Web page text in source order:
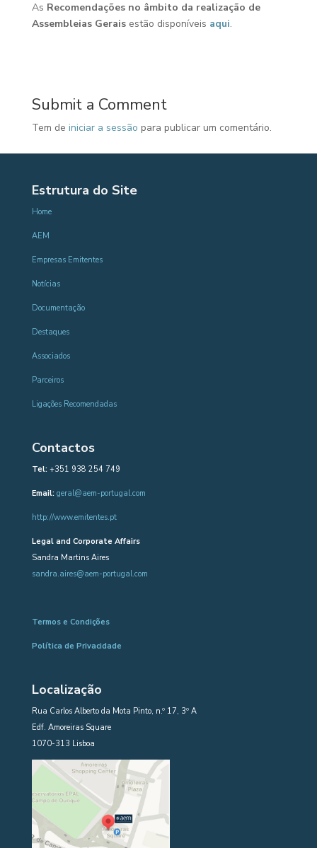
As Recomendações no âmbito da realização de
Assembleias Geraisestão disponíveis aqui.
Submit a Comment
Tem de iniciar a sessão para publicar um comentário.
Estrutura do Site
Home
AEM
Empresas Emitentes
Notícias
Documentação
Destaques
Associados
Parceiros
Ligações Recomendadas
Contactos
Tel:+351 938 254 749
Email: geral@aem-portugal.com
http://www.emitentes.pt
Legal and Corporate Affairs
Sandra Martins Aires
sandra.aires@aem-portugal.com
Termos e Condições
Política de Privacidade
Localização
Rua Carlos Alberto da Mota Pinto, n.º 17, 3º A
Edf. Amoreiras Square
1070-313 Lisboa